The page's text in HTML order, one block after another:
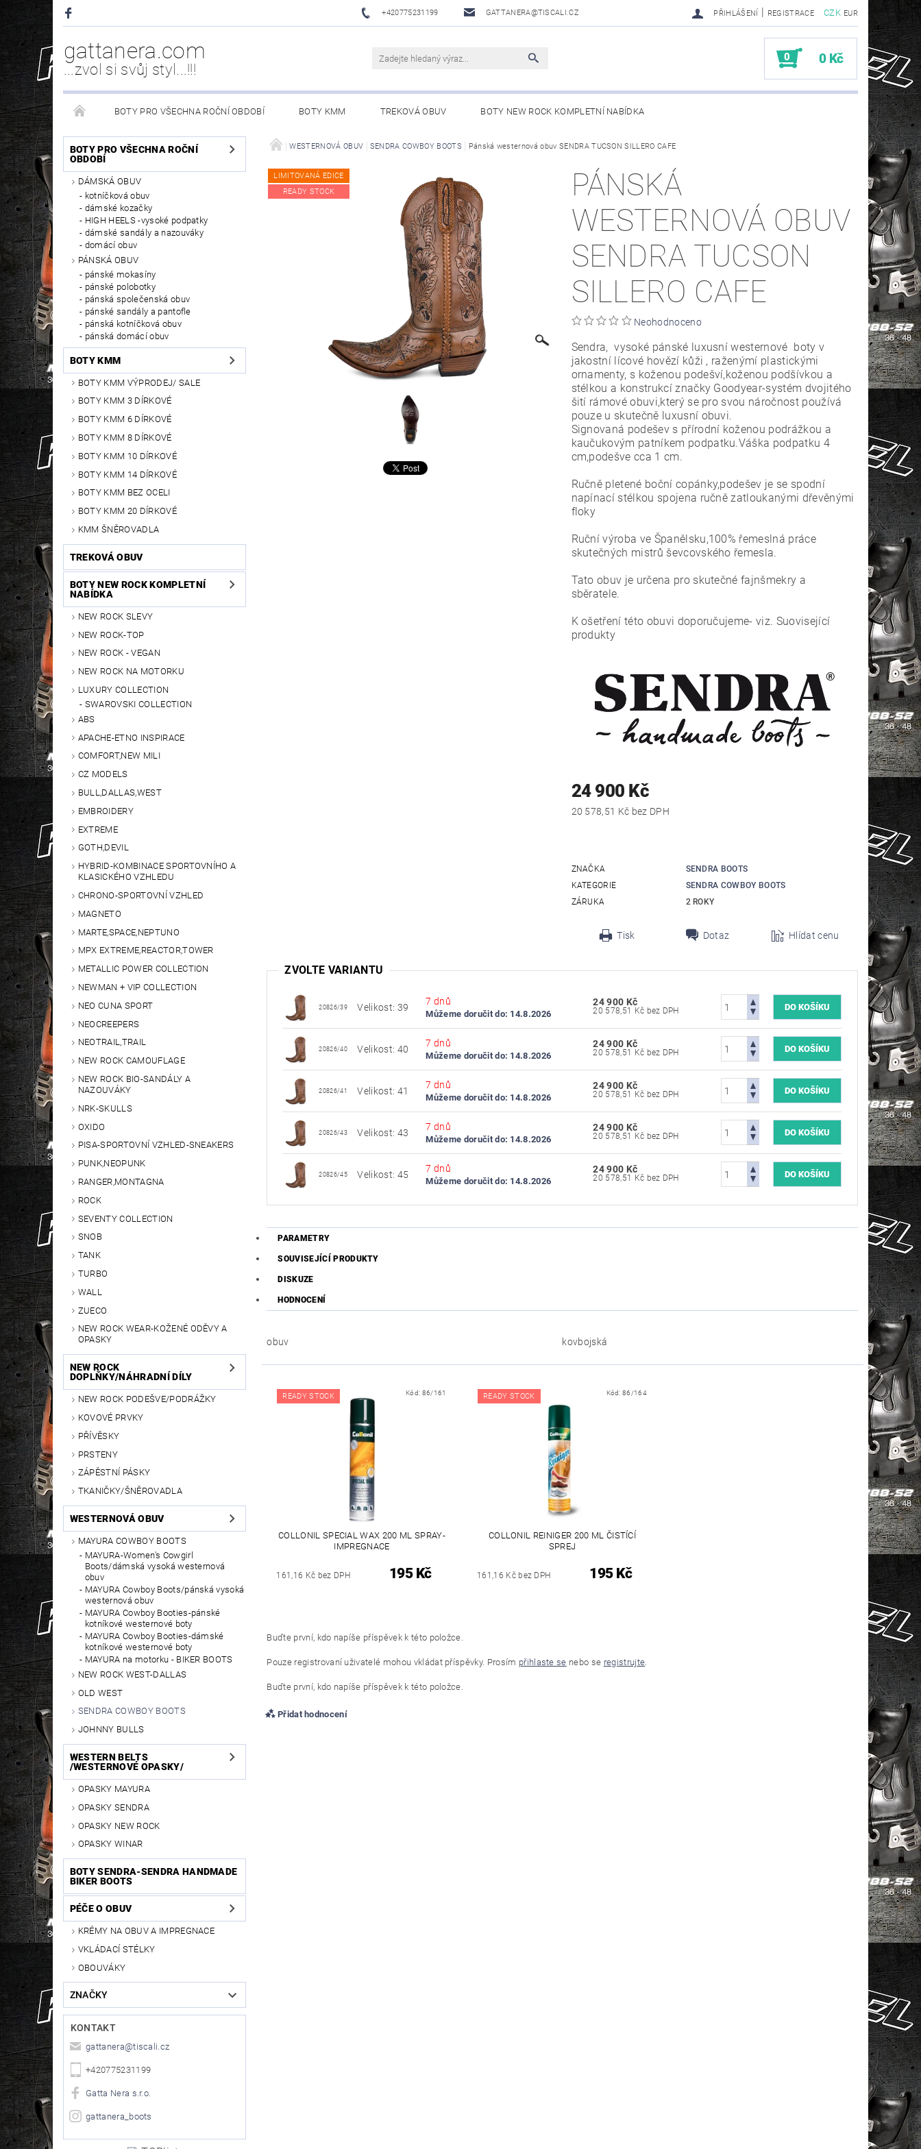
+420775231199 GATTANERA@TISCALI.CZ CZK EUR
PŘIHLÁŠENÍ | REGISTRACE
gattanera.com
...zvol si svůj styl...!!!
0 0 Kč
BOTY PRO VŠECHNA ROČNÍ OBDOBÍ BOTY KMM TREKOVÁ OBUV BOTY NEW ROCK KOMPLETNÍ NABÍDKA
NEW ROCK DOPLŇKY/NÁHRADNÍ DÍLY WESTERNOVÁ OBUV WESTERN BELTS /WESTERNOVÉ OPASKY/ BOTY SENDRA-SENDRA HANDMADE BIKER BOOTS
PÉČE O OBUV
BOTY PRO VŠECHNA ROČNÍ
OBDOBÍ
DÁMSKÁ OBUV
kotníčková obuv
dámské kozačky
HIGH HEELS -vysoké podpatky
dámské sandály a nazouváky
domácí obuv
PÁNSKÁ OBUV
pánské mokasíny
pánské polobotky
pánská společenská obuv
pánské sandály a pantofle
pánská kotníčková obuv
pánská domácí obuv
BOTY KMM
BOTY KMM VÝPRODEJ/ SALE
BOTY KMM 3 DÍRKOVÉ
BOTY KMM 6 DÍRKOVÉ
BOTY KMM 8 DÍRKOVÉ
BOTY KMM 10 DÍRKOVÉ
BOTY KMM 14 DÍRKOVÉ
BOTY KMM BEZ OCELI
BOTY KMM 20 DÍRKOVÉ
KMM ŠNĚROVADLA
TREKOVÁ OBUV
BOTY NEW ROCK KOMPLETNÍ
NABÍDKA
NEW ROCK SLEVY
NEW ROCK-TOP
NEW ROCK - VEGAN
NEW ROCK NA MOTORKU
LUXURY COLLECTION
SWAROVSKI COLLECTION
ABS
APACHE-ETNO INSPIRACE
COMFORT,NEW MILI
CZ MODELS
BULL,DALLAS,WEST
EMBROIDERY
EXTREME
GOTH,DEVIL
HYBRID-KOMBINACE SPORTOVNÍHO A
KLASICKÉHO VZHLEDU
CHRONO-SPORTOVNÍ VZHLED
MAGNETO
MARTE,SPACE,NEPTUNO
MPX EXTREME,REACTOR,TOWER
METALLIC POWER COLLECTION
NEWMAN + VIP COLLECTION
NEO CUNA SPORT
NEOCREEPERS
NEOTRAIL,TRAIL
NEW ROCK CAMOUFLAGE
NEW ROCK BIO-SANDÁLY A
NAZOUVÁKY
NRK-SKULLS
OXIDO
PISA-SPORTOVNÍ VZHLED-SNEAKERS
PUNK,NEOPUNK
RANGER,MONTAGNA
ROCK
SEVENTY COLLECTION
SNOB
TANK
TURBO
WALL
ZUECO
NEW ROCK WEAR-KOŽENÉ ODĚVY A
OPASKY
NEW ROCK
DOPLŇKY/NÁHRADNÍ DÍLY
NEW ROCK PODEŠVE/PODRÁŽKY
KOVOVÉ PRVKY
PŘÍVĚSKY
PRSTENY
ZÁPĚSTNÍ PÁSKY
TKANIČKY/ŠNĚROVADLA
WESTERNOVÁ OBUV
MAYURA COWBOY BOOTS
MAYURA-Women's Cowgirl
Boots/dámská vysoká westernová
obuv
MAYURA Cowboy Boots/pánská vysoká
westernová obuv
MAYURA Cowboy Booties-pánské
kotníkové westernové boty
MAYURA Cowboy Booties-dámské
kotníkové westernové boty
MAYURA na motorku - BIKER BOOTS
NEW ROCK WEST-DALLAS
OLD WEST
SENDRA COWBOY BOOTS
JOHNNY BULLS
WESTERN BELTS
/WESTERNOVÉ OPASKY/
OPASKY MAYURA
OPASKY SENDRA
OPASKY NEW ROCK
OPASKY WINAR
BOTY SENDRA-SENDRA HANDMADE
BIKER BOOTS
PÉČE O OBUV
KRÉMY NA OBUV A IMPREGNACE
VKLÁDACÍ STÉLKY
OBOUVÁKY
ZNAČKY
KONTAKT
gattanera@tiscali.cz
+420775231199
Gatta Nera s.r.o.
gattanera_boots
WESTERNOVÁ OBUV SENDRA COWBOY BOOTS Pánská westernová obuv SENDRA TUCSON SILLERO CAFE
LIMITOVANÁ EDICE
READY STOCK
PÁNSKÁ
WESTERNOVÁ OBUV
SENDRA TUCSON
SILLERO CAFE
Neohodnoceno
Sendra, vysoké pánské luxusní westernové boty v
jakostní lícové hovězí kůži , raženýmí plastickými
ornamenty, s koženou podešví,koženou podšívkou a
stélkou a konstrukcí značky Goodyear-systém dvojitého
šití rámové obuvi,který se pro svou náročnost používá
pouze u skutečně luxusní obuvi.
Signovaná podešev s přírodní koženou podrážkou a
kaučukovým patníkem podpatku.Váška podpatku 4
cm,podešve cca 1 cm.
Ručně pletené boční copánky,podešev je se spodní
napínací stélkou spojena ručně zatloukanými dřevěnými
floky
Ruční výroba ve Španělsku,100% řemeslná práce
skutečných mistrů ševcovského řemesla.
Tato obuv je určena pro skutečné fajnšmekry a
sběratele.
K ošetření této obuvi doporučujeme- viz. Suovisející
produkty
24 900 Kč
20 578,51 Kč bez DPH
ZNAČKA
SENDRA BOOTS
KATEGORIE
SENDRA COWBOY BOOTS
ZÁRUKA
2 ROKY
Tisk Dotaz Hlídat cenu
ZVOLTE VARIANTU
20826/39 Velikost: 39
7 dnů
Můžeme doručit do: 14.8.2026
24 900 Kč
20 578,51 Kč bez DPH
20826/40 Velikost: 40
7 dnů
Můžeme doručit do: 14.8.2026
24 900 Kč
20 578,51 Kč bez DPH
20826/41 Velikost: 41
7 dnů
Můžeme doručit do: 14.8.2026
24 900 Kč
20 578,51 Kč bez DPH
20826/43 Velikost: 43
7 dnů
Můžeme doručit do: 14.8.2026
24 900 Kč
20 578,51 Kč bez DPH
20826/45 Velikost: 45
7 dnů
Můžeme doručit do: 14.8.2026
24 900 Kč
20 578,51 Kč bez DPH
PARAMETRY
SOUVISEJÍCÍ PRODUKTY
DISKUZE
HODNOCENÍ
obuv kovbojská
READY STOCK Kód: 86/161
COLLONIL SPECIAL WAX 200 ML SPRAY-
IMPREGNACE
161,16 Kč bez DPH 195 Kč
READY STOCK Kód:86/164
COLLONIL REINIGER 200 ML ČISTÍCÍ
SPREJ
161,16 Kč bez DPH 195 Kč
Buďte první, kdo napíše příspěvek k této položce.
Pouze registrovaní uživatelé mohou vkládat příspěvky. Prosím přihlaste se nebo se registrujte
Buďte první, kdo napíše příspěvek k této položce.
Přidat hodnocení